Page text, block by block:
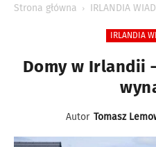
Strona główna IRLANDIA
IRLANDIA
Domy w Irlandii
Autor Tomasz